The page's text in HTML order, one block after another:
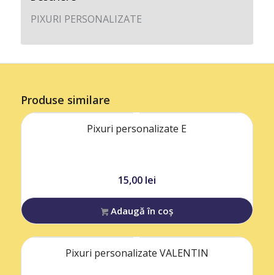
PIXURI PERSONALIZATE
Produse similare
Pixuri personalizate E
15,00 lei
Adaugă în coș
Pixuri personalizate VALENTIN